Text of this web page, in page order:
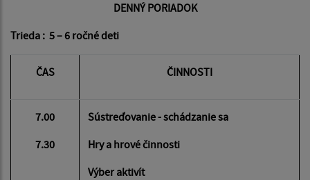
DENNÝ PORIADOK
Trieda : 5 – 6 ročné deti
ČAS ČINNOSTI
7.00
7.30
Sústreďovanie - schádzanie sa
Hry a hrové činnosti
Výber aktivít